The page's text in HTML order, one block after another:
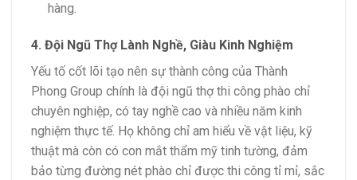
hàng.
4. Đội Ngũ Thợ Lành Nghề, Giàu Kinh Nghiệm
Yếu tố cốt lõi tạo nên sự thành công của Thành
Phong Group chính là đội ngũ thợ thi công phào chỉ
chuyên nghiệp, có tay nghề cao và nhiều năm kinh
nghiệm thực tế. Họ không chỉ am hiểu về vật liệu, kỹ
thuật mà còn có con mắt thẩm mỹ tinh tường, đảm
bảo từng đường nét phào chỉ được thi công tỉ mỉ, sắc